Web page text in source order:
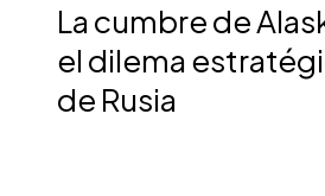
La cumbre de
el dilema
de Rusia